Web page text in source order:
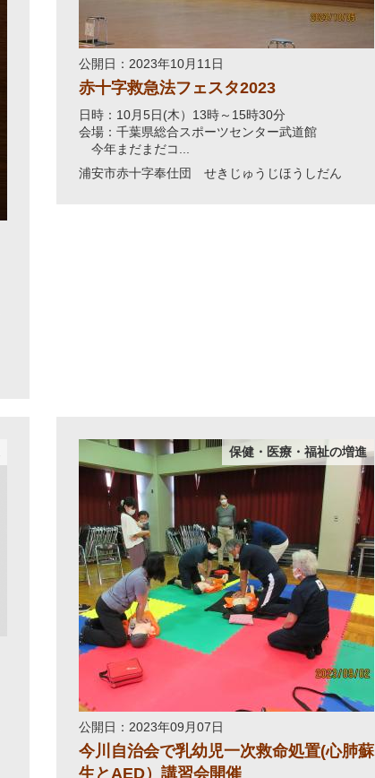
公開日：2023年10月11日
赤十字救急法フェスタ2023
日時：10月5日(木）13時～15時30分
会場：千葉県総合スポーツセンター武道館
今年まだまだコ...
浦安市赤十字奉仕団 せきじゅうじほうしだん
保健・医療・福祉の増進
公開日：2023年09月07日
今川自治会で乳幼児一次救命処置(心肺蘇
生とAED）講習会開催